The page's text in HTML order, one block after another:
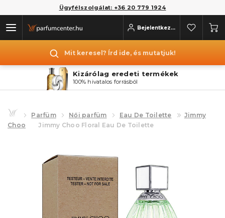
Ügyfélszolgálat: +36 20 779 1924
Bejelentkezés
Mit keresel? Írd ide, és mutatjuk!
Kizárólag eredeti termékek
100% hivatalos forrásból
Parfüm Női parfüm Eau De Toilette
Jimmy
Choo
Jimmy Choo Floral Eau De Toilette